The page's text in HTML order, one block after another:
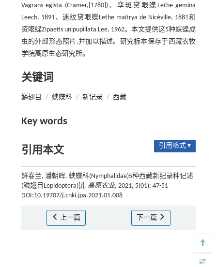
Vagrans egista (Cramer,[1780])、孪斑黛眼蝶Lethe gemina
Leech, 1891、迷纹黛眼蝶Lethe maitrya de Nicéville, 1881和
资眼蝶Zipaetis unipupillata Lee, 1962。本文提供这5种蛱蝶成
虫的外部形态照片,并加以描述。研究标本保存于西藏农牧
学院高原生态研究所。
关键词
鳞翅目 / 蛱蝶科 / 新记录 / 西藏
Key words
引用本文 引用格式 ▾
鲜春兰, 潘朝晖. 蛱蝶科(Nymphalidae)5种西藏新纪录种记述
(鳞翅目Lepidoptera)[J]. 高原农业, 2021, 5(01): 47-51
DOI:10.19707/j.cnki.jpa.2021.01.008
上一篇 下一篇